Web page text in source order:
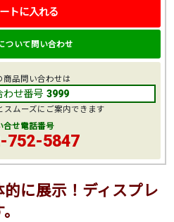
に展示！ディスプレ
トに入れる
ついて問い合わせ
商品問い合わせは
わせ番号 3999
スムーズにご案内できます
合せ電話番号
752-5847